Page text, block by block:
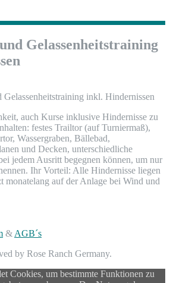
Gelassenheitstraining
inkl. Hindernissen
auch Kurse inklusive Hindernisse zu
festes Trailtor (auf Turniermaß),
Wassergraben, Bällebad,
und Decken, unterschiedliche
jedem Ausritt begegnen können, um nur
Ihr Vorteil: Alle Hindernisse liegen
monatelang auf der Anlage bei Wind und
& AGB´s
by Rose Ranch Germany.
Cookies, um bestimmte Funktionen zu